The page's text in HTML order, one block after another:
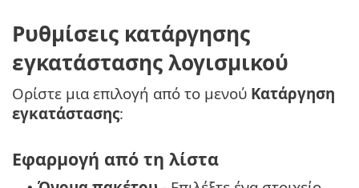
Ρυθμίσεις κατάργησης
εγκατάστασης λογισμικού
Ορίστε μια επιλογή από το μενού Κατάργηση
εγκατάστασης:
Εφαρμογή από τη λίστα